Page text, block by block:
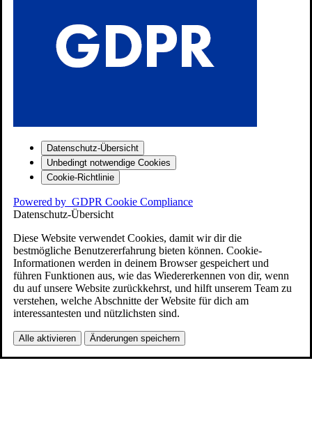
Datenschutz-Übersicht
Unbedingt notwendige Cookies
Cookie-Richtlinie
Powered by GDPR Cookie Compliance
Datenschutz-Übersicht
Diese Website verwendet Cookies, damit wir dir die
bestmögliche Benutzererfahrung bieten können. Cookie-
Informationen werden in deinem Browser gespeichert und
führen Funktionen aus, wie das Wiedererkennen von dir, wenn
du auf unsere Website zurückkehrst, und hilft unserem Team zu
verstehen, welche Abschnitte der Website für dich am
interessantesten und nützlichsten sind.
Alle aktivieren Änderungen speichern